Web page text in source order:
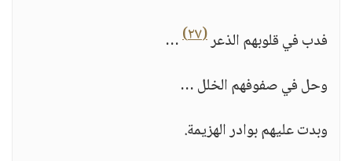
فدب في قلوبهم الذعر(٢٧)
…
وحل في صفوفهم الخلل …
وبدت عليهم بوادر الهزيمة.